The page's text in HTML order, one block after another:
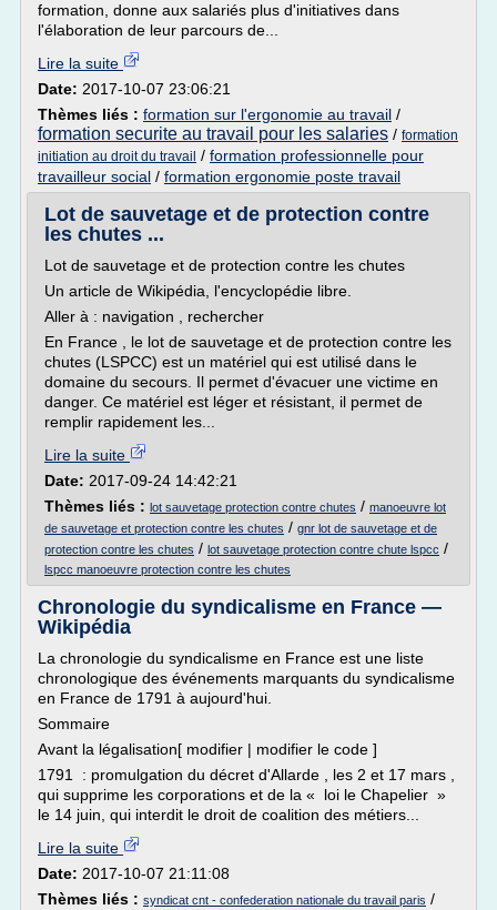
formation, donne aux salariés plus d'initiatives dans
l'élaboration de leur parcours de...
Lire la suite
Date: 2017-10-07 23:06:21
Thèmes liés : formation sur l'ergonomie au travail /
formation securite au travail pour les salaries / formation
initiation au droit du travail / formation professionnelle pour
travailleur social / formation ergonomie poste travail
Lot de sauvetage et de protection contre
les chutes ...
Lot de sauvetage et de protection contre les chutes
Un article de Wikipédia, l'encyclopédie libre.
Aller à : navigation , rechercher
En France , le lot de sauvetage et de protection contre les
chutes (LSPCC) est un matériel qui est utilisé dans le
domaine du secours. Il permet d'évacuer une victime en
danger. Ce matériel est léger et résistant, il permet de
remplir rapidement les...
Lire la suite
Date: 2017-09-24 14:42:21
Thèmes liés : lot sauvetage protection contre chutes / manoeuvre lot
de sauvetage et protection contre les chutes / gnr lot de sauvetage et de
protection contre les chutes / lot sauvetage protection contre chute lspcc /
lspcc manoeuvre protection contre les chutes
Chronologie du syndicalisme en France —
Wikipédia
La chronologie du syndicalisme en France est une liste
chronologique des événements marquants du syndicalisme
en France de 1791 à aujourd'hui.
Sommaire
Avant la légalisation[ modifier | modifier le code ]
1791 : promulgation du décret d'Allarde , les 2 et 17 mars ,
qui supprime les corporations et de la « loi le Chapelier »
le 14 juin, qui interdit le droit de coalition des métiers...
Lire la suite
Date: 2017-10-07 21:11:08
Thèmes liés : syndicat cnt - confederation nationale du travail paris /